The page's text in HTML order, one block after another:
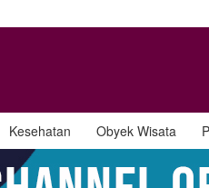
Kesehatan Obyek Wisata